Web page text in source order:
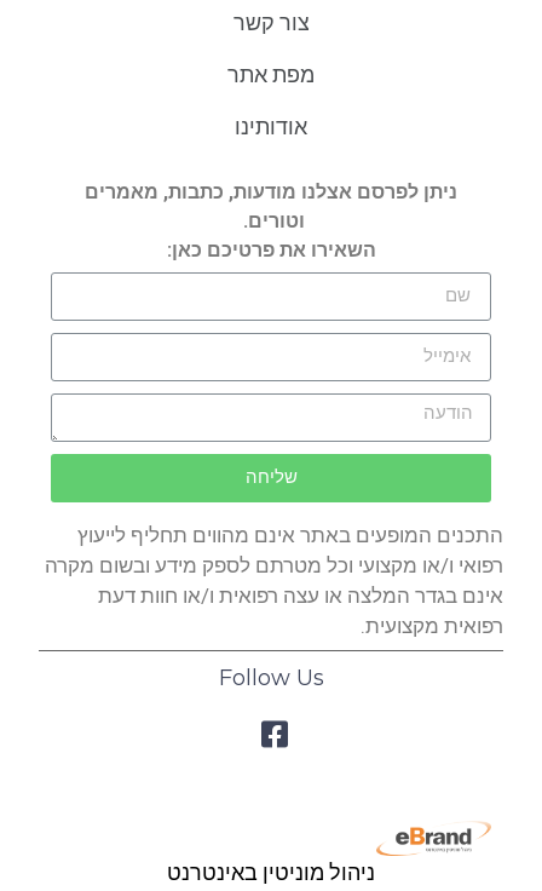
צור קשר
מפת אתר
אודותינו
ניתן לפרסם אצלנו מודעות, כתבות, מאמרים
וטורים.
השאירו את פרטיכם כאן:
שליחה
התכנים המופעים באתר אינם מהווים תחליף לייעוץ
רפואי ו/או מקצועי וכל מטרתם לספק מידע ובשום מקרה
אינם בגדר המלצה או עצה רפואית ו/או חוות דעת
רפואית מקצועית.
Follow Us
ניהול מוניטין באינטרנט